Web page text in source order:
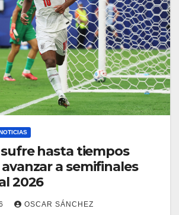
hasta tiempos
a semifinales
2026
OSCAR SÁNCHEZ